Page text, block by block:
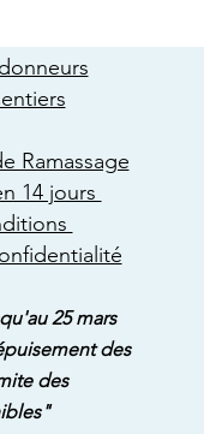
Ramassage
14 jours
25 mars
des
des